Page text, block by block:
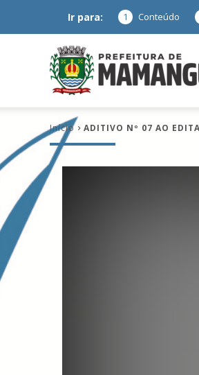
Ir para: 1 Conteúdo
Início ADITIVO Nº 07 AO